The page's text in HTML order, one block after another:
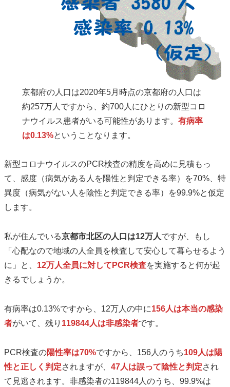
京都府の人口は2020年5月時点の京都府の人口は
約257万人ですから、約700人にひとりの新型コロ
ナウイルス患者がいる可能性があります。 有病率
は0.13%ということなります。
新型コロナウイルスのPCR検査の精度を高めに見積もっ
て、感度（病気がある人を陽性と判定できる率）を70%、特
異度（病気がない人を陰性と判定できる率）を99.9%と仮定
します。
私が住んでいる京都市北区の人口は12万人ですが、もし
「心配なので地域の人全員を検査して安心して暮らせるよう
に」と、 12万人全員に対してPCR検査を実施すると何が起
きるでしょうか。
有病率は0.13%ですから、12万人の中に156人は本当の感染
者がいて、残り 119844人は非感染者です。
PCR検査の陽性率は70%ですから、156人のうち109人は陽
性と正しく判定されますが、 47人は誤って陰性と判定され
て見逃されます。非感染者の119844人のうち、99.9%は